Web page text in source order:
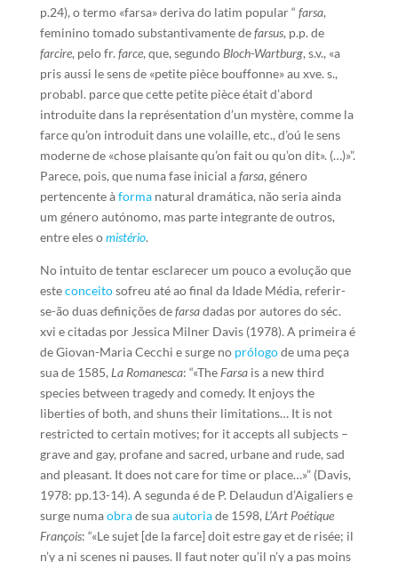
p.24), o termo «farsa» deriva do latim popular “ farsa,
feminino tomado substantivamente defarsus, p.p. de
farcire, pelo fr. farce, que, segundo Bloch-Wartburg, s.v., «a
pris aussi le sens de «petite pièce bouffonne» au xve. s.,
probabl. parce que cette petite pièce était d’abord
introduite dans la représentation d’un mystère, comme la
farce qu’on introduit dans une volaille, etc., d’oú le sens
moderne de «chose plaisante qu’on fait ou qu’on dit». (…)»”.
Parece, pois, que numa fase inicial afarsa, género
pertencente àformanatural dramática, não seria ainda
um género autónomo, mas parte integrante de outros,
entre eles omistério.
No intuito de tentar esclarecer um pouco a evolução que
esteconceitosofreu até ao final da Idade Média, referir-
se-ão duas definições defarsadadas por autores do séc.
xvi e citadas por Jessica Milner Davis (1978). A primeira é
de Giovan-Maria Cecchi e surge no prólogode uma peça
sua de 1585, La Romanesca: “«The Farsais a new third
species between tragedy and comedy. It enjoys the
liberties of both, and shuns their limitations… It is not
restricted to certain motives; for it accepts all subjects –
grave and gay, profane and sacred, urbane and rude, sad
and pleasant. It does not care for time or place…»” (Davis,
1978: pp.13-14). A segunda é de P. Delaudun d’Aigaliers e
surge numaobrade suaautoriade 1598, L’Art Poétique
François: “«Le sujet [de la farce] doit estre gay et de risée; il
n’y a ni scenes ni pauses. Il faut noter qu’il n’y a pas moins